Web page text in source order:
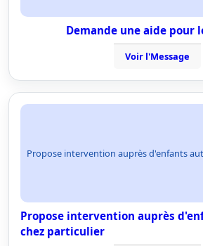
Demande une aide pour
Voir l'Message
Propose intervention auprès d'enfants
Propose intervention auprès
chez particulier